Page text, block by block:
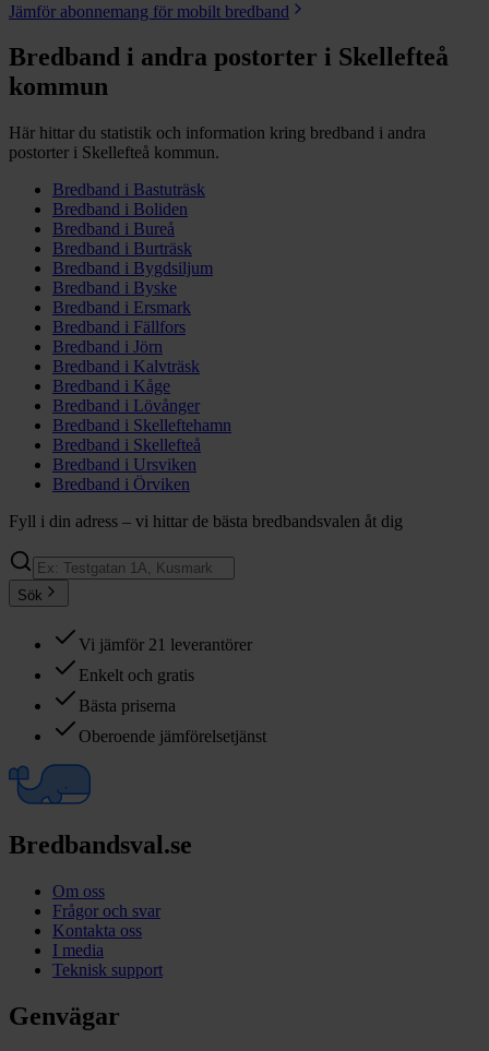
Jämför abonnemang för mobilt bredband
Bredband i andra postorter i Skellefteå
kommun
Här hittar du statistik och information kring bredband i andra
postorter i Skellefteå kommun.
Bredband i Bastuträsk
Bredband i Boliden
Bredband i Bureå
Bredband i Burträsk
Bredband i Bygdsiljum
Bredband i Byske
Bredband i Ersmark
Bredband i Fällfors
Bredband i Jörn
Bredband i Kalvträsk
Bredband i Kåge
Bredband i Lövånger
Bredband i Skelleftehamn
Bredband i Skellefteå
Bredband i Ursviken
Bredband i Örviken
Fyll i din adress – vi hittar de bästa bredbandsvalen åt dig
Sök
Vi jämför 21 leverantörer
Enkelt och gratis
Bästa priserna
Oberoende jämförelsetjänst
Bredbandsval.se
Om oss
Frågor och svar
Kontakta oss
I media
Teknisk support
Genvägar